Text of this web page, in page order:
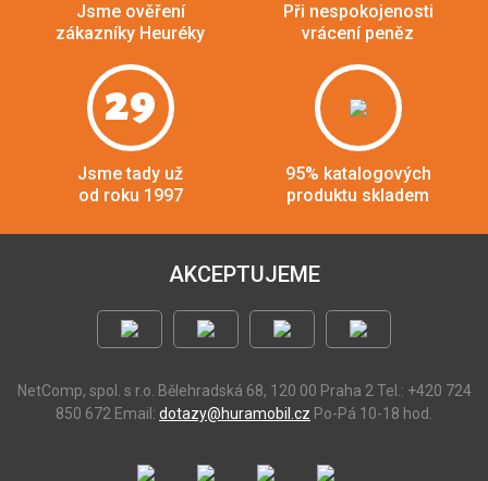
Jsme ověření
zákazníky Heuréky
Při nespokojenosti
vrácení peněz
29
Jsme tady už
od roku 1997
95% katalogových
produktu skladem
AKCEPTUJEME
NetComp, spol. s r.o. Bělehradská 68, 120 00 Praha 2 Tel.: +420 724
850 672 Email: dotazy@huramobil.cz Po-Pá 10-18 hod.